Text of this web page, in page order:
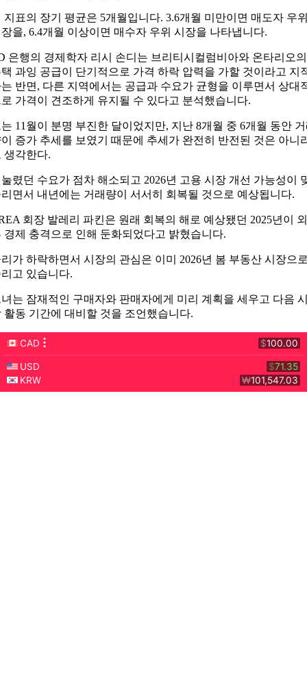
지표의 장기 평균은 5개월입니다. 3.6개월 미만이면 매도자 우
을, 6.4개월 이상이면 매수자 우위 시장을 나타냅니다.
은행의 경제학자 리시 손디는 브리티시컬럼비아와 온타리오의
과잉 공급이 단기적으로 가격 하락 압력을 가할 것이라고 지
반면, 다른 지역에서는 공급과 수요가 균형을 이루면서 상대
가격이 견조하게 유지될 수 있다고 분석했습니다.
11월이 분명 부진한 달이었지만, 지난 8개월 중 6개월 동안
증가 추세를 보였기 때문에 추세가 완전히 반전된 것은 아니
생각한다.
렸던 수요가 점차 해소되고 2026년 고용 시장 개선 가능성이
면서 내년에는 거래량이 서서히 회복될 것으로 예상됩니다.
회장 발레리 파킨은 원래 회복의 해로 예상됐던 2025년이 외
경제 충격으로 인해 둔화되었다고 밝혔습니다.
가 하락하면서 시장의 관심은 이미 2026년 봄 부동산 시장으
고 있습니다.
는 잠재적인 구매자와 판매자에게 미리 계획을 세우고 다음
활동 기간에 대비할 것을 조언했습니다.